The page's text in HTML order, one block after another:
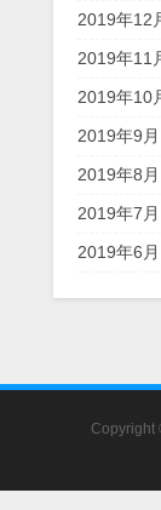
2019年12
2019年11
2019年10
2019年9月
2019年8月
2019年7月
2019年6月
Copyright